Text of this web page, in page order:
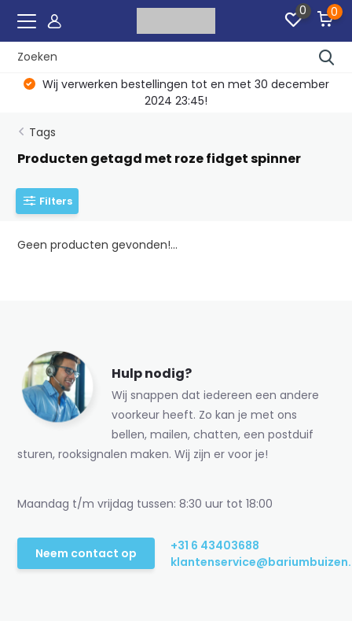
0 0
Wij verwerken bestellingen tot en met 30 december
2024 23:45!
Tags
Producten getagd met roze fidget spinner
Filters
Geen producten gevonden!...
Hulp nodig?
Wij snappen dat iedereen een andere
voorkeur heeft. Zo kan je met ons
bellen, mailen, chatten, een postduif
sturen, rooksignalen maken. Wij zijn er voor je!
Maandag t/m vrijdag tussen: 8:30 uur tot 18:00
Neem contact op
+31 6 43403688